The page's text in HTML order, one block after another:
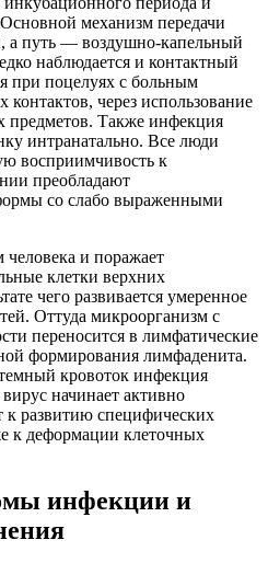
механизм передачи
а путь — воздушно-капельный
наблюдается и контактный
при поцелуях с больным
через использование
Также инфекция​
интранатально. Все люди
восприимчивость к
преобладают
со слабо выраженными
и поражает
клетки верхних
чего развивается умеренное
Оттуда микроорганизм с
переносится в лимфатические
формирования лимфаденита.
кровоток инфекция
начинает активно
к развитию специфических
к деформации клеточных
инфекции и